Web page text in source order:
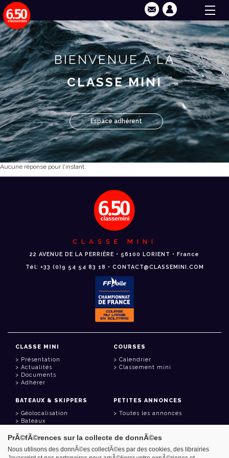
BIENVENUE À LA
CLASSE MINI
Espace adhérent
Aucune réponse pour l'instant.
CLASSE MINI
22 AVENUE DE LA PERRIÈRE • 56100 LORIENT • France
Tél: +33 (0)9 54 54 83 18 • CONTACT@CLASSEMINI.COM
CLASSE MINI
Présentation
Actualités
Documents
Adhérer
COURSES
Calendrier
Classement mini
BATEAUX & SKIPPERS
Géolocalisation
Bateaux
PETITES ANNONCES
Toutes les annonces
LIENS UTILES
PrÃ©fÃ©rences sur la collecte de donnÃ©es
Nous utilisons des donnÃ©es collectÃ©es par des cookies, des librairies